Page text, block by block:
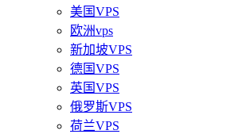
美国VPS
欧洲vps
新加坡VPS
德国VPS
英国VPS
俄罗斯VPS
荷兰VPS